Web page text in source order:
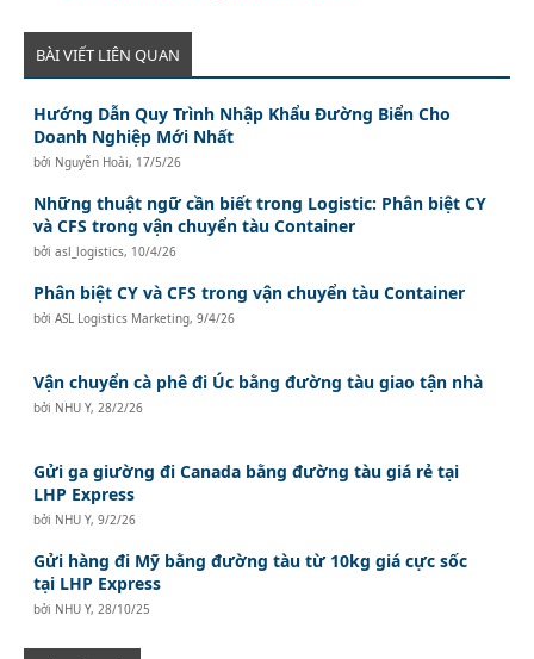
BÀI VIẾT LIÊN QUAN
Hướng Dẫn Quy Trình Nhập Khẩu Đường Biển Cho
Doanh Nghiệp Mới Nhất
bởi Nguyễn Hoài, 17/5/26
Những thuật ngữ cần biết trong Logistic: Phân biệt CY
và CFS trong vận chuyển tàu Container
bởiasl_logistics, 10/4/26
Phân biệt CY và CFS trong vận chuyển tàu Container
bởiASL Logistics Marketing,9/4/26
Vận chuyển cà phê đi Úc bằng đường tàu giao tận nhà
bởi NHU Y,28/2/26
Gửi ga giường đi Canada bằng đường tàu giá rẻ tại
LHP Express
bởi NHU Y,9/2/26
Gửi hàng đi Mỹ bằng đường tàu từ 10kg giá cực sốc
tại LHP Express
bởi NHU Y,28/10/25